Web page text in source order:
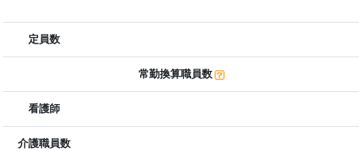
定員数
常勤換算職員数
看護師
介護職員数